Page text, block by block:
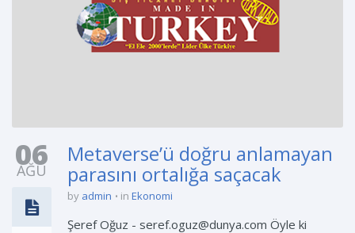
06
AĞU
Metaverse’ü doğru anlamayan
parasını ortalığa saçacak
by admin in Ekonomi
Şeref Oğuz - seref.oguz@dunya.com Öyle ki